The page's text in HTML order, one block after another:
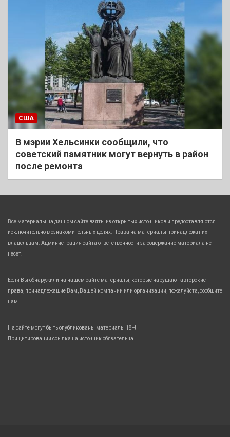
США
В мэрии Хельсинки сообщили, что
советский памятник могут вернуть в район
после ремонта
Все материалы на данном сайте взяты из открытых источников и предоставляются
исключительно в ознакомительных целях. Права на материалы принадлежат их
владельцам. Администрация сайта ответственности за содержание материала не
несет.
Если Вы обнаружили на нашем сайте материалы, которые нарушают авторские
права, принадлежащие Вам, Вашей компании или организации, пожалуйста, сообщите
нам.
На сайте могут быть опубликованы материалы 18+!
При цитировании ссылка на источник обязательна.